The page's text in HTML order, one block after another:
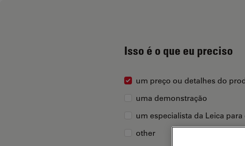
Isso é o que eu preciso
um preço ou detalhes do
uma demonstração
um especialista da Leica
other